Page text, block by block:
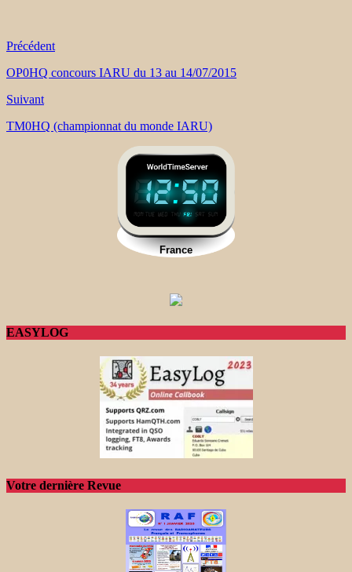
Précédent
OP0HQ concours IARU du 13 au 14/07/2015
Suivant
TM0HQ (championnat du monde IARU)
EASYLOG
Votre dernière Revue